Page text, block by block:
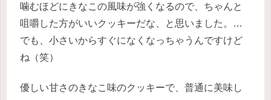
噛むほどにきなこの風味が強くなるので、ちゃんと
咀嚼した方がいいクッキーだな、と思いました。…
でも、小さいからすぐになくなっちゃうんですけど
ね（笑）
優しい甘さのきなこ味のクッキーで、普通に美味し